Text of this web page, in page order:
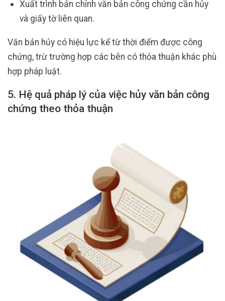
Xuất trình bản chính văn bản công chứng cần hủy
và giấy tờ liên quan.
Văn bản hủy có hiệu lực kể từ thời điểm được công
chứng, trừ trường hợp các bên có thỏa thuận khác phù
hợp pháp luật.
5. Hệ quả pháp lý của việc hủy văn bản công
chứng theo thỏa thuận